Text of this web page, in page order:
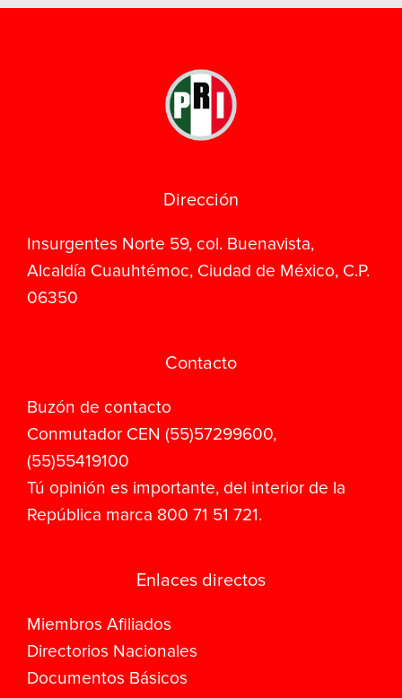
Dirección
Insurgentes Norte 59, col. Buenavista,
Alcaldía Cuauhtémoc, Ciudad de México, C.P.
06350
Contacto
Buzón de contacto
Conmutador CEN (55)57299600,
(55)55419100
Tú opinión es importante, del interior de la
República marca 800 71 51 721.
Enlaces directos
Miembros Afiliados
Directorios Nacionales
Documentos Básicos